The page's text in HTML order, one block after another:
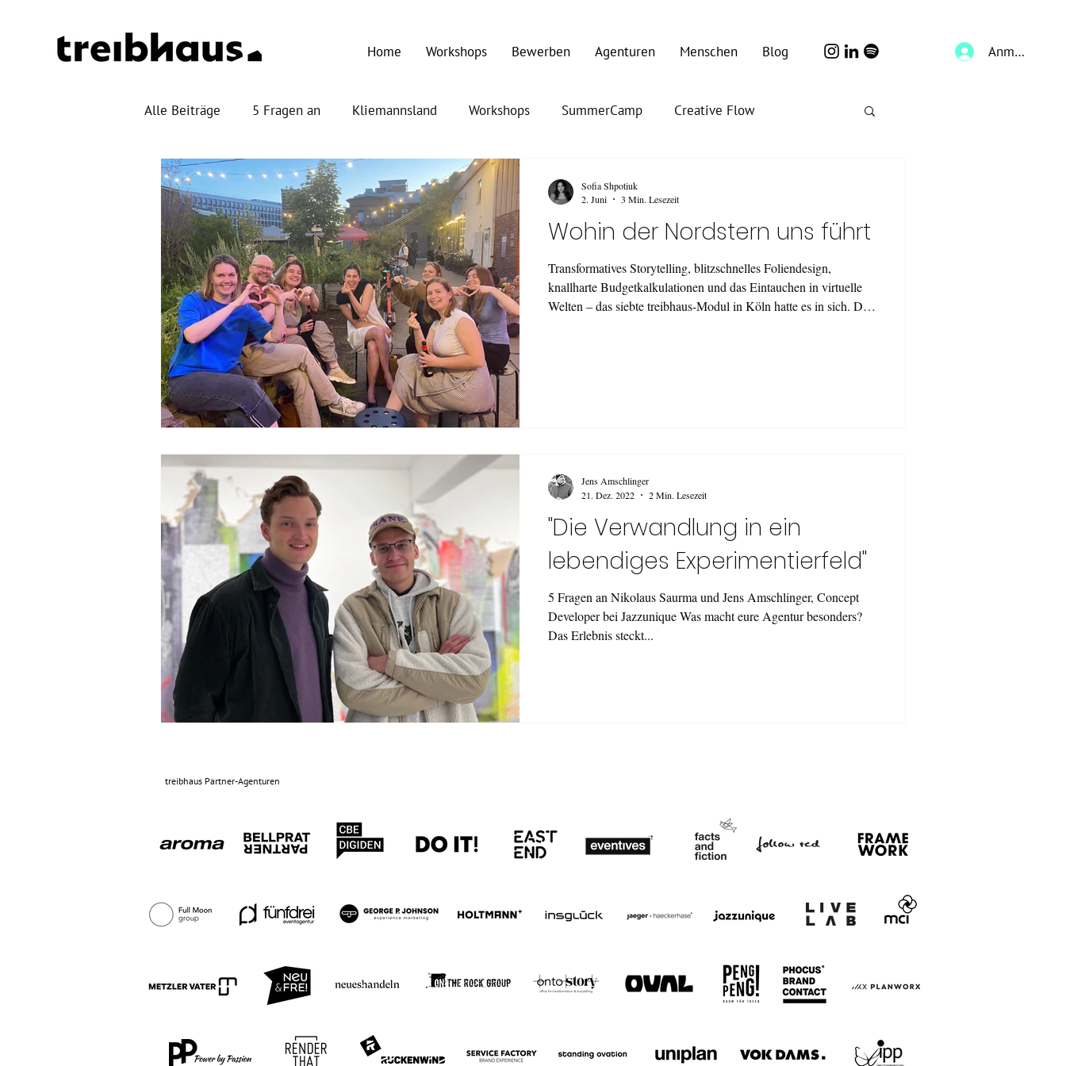
Home Workshops Bewerben Agenturen Menschen Blog Anmelden
Alle Beiträge 5 Fragen an Kliemannsland Workshops SummerCamp Creative Flow
Wohin der Nordstern uns führt
Transformatives Storytelling, blitzschnelles Foliendesign,
knallharte Budgetkalkulationen und das Eintauchen in virtuelle
Welten – das siebte treibhaus-Modul in Köln hatte es in sich. Drei
Sofia Shpotiuk
2. Juni
3 Min. Lesezeit
"Die Verwandlung in ein
lebendiges Experimentierfeld"
5 Fragen an Nikolaus Saurma und Jens Amschlinger, Concept
Developer bei Jazzunique Was macht eure Agentur besonders?
Das Erlebnis steckt...
Jens Amschlinger
21. Dez. 2022
2 Min. Lesezeit
treibhaus Partner-Agenturen